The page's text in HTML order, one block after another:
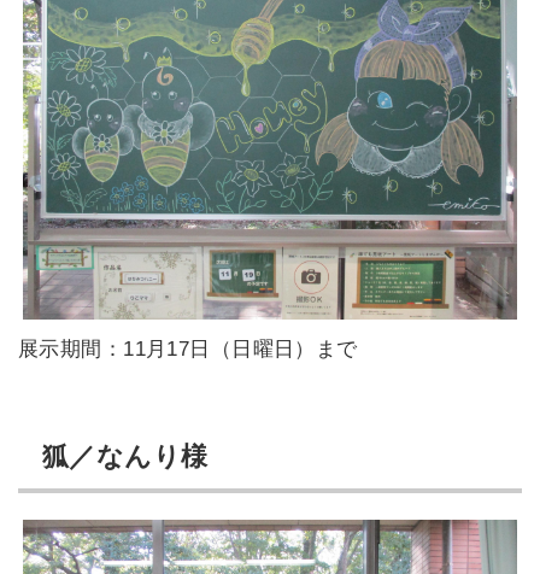
展示期間：11月17日（日曜日）まで
狐／なんり様